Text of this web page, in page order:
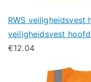
RWS veiligheidsvest
veiligheidsvest
€12.04